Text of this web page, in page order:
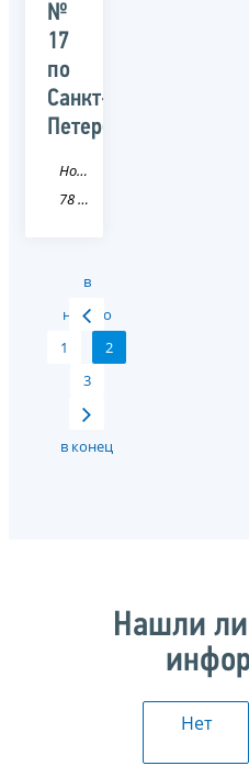
№
17
по
Санкт-
Петербургу
Новость
78 Санкт-Петербург
в
начало
1
2
3
в конец
Нашли
Нет